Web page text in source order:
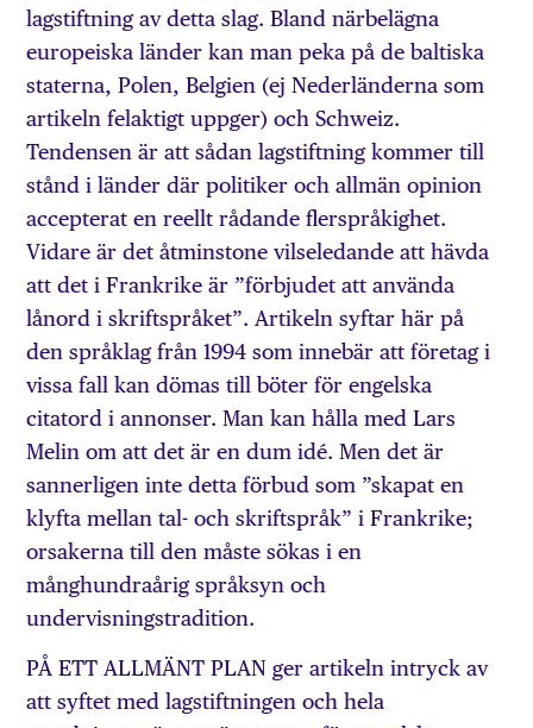
lagstiftning av detta slag. Bland närbelägna
europeiska länder kan man peka på de baltiska
staterna, Polen, Belgien (ej Nederländerna som
artikeln felaktigt uppger) och Schweiz.
Tendensen är att sådan lagstiftning kommer till
stånd i länder där politiker och allmän opinion
accepterat en reellt rådande flerspråkighet.
Vidare är det åtminstone vilseledande att hävda
att det i Frankrike är ”förbjudet att använda
lånord i skriftspråket”. Artikeln syftar här på
den språklag från 1994 som innebär att företag i
vissa fall kan dömas till böter för engelska
citatord i annonser. Man kan hålla med Lars
Melin om att det är en dum idé. Men det är
sannerligen inte detta förbud som ”skapat en
klyfta mellan tal- och skriftspråk” i Frankrike;
orsakerna till den måste sökas i en
månghundraårig språksyn och
undervisningstradition.
PÅ ETT ALLMÄNT PLAN ger artikeln intryck av
att syftet med lagstiftningen och hela